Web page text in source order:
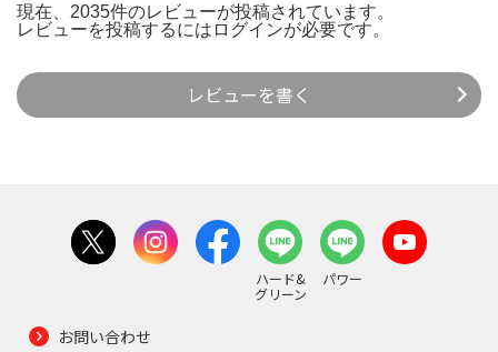
現在、2035件のレビューが投稿されています。
レビューを投稿するには ログインが必要です。
レビューを書く
ハード&
グリーン
パワー
お問い合わせ